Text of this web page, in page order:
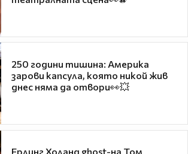
250 години тишина: Америка
зарови капсула, която никой жив
днес няма да отвори👀💥
Ерлинг Холанд ghost-на Том